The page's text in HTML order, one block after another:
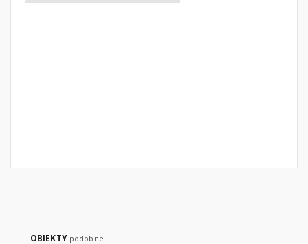
OBIEKTY podobne